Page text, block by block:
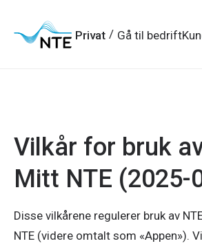
hovedmeny
søk
hovedinnhold
bunnområde
Privat / Gå til bedrift
Vilkår for bruk
Mitt NTE (2025-
Disse vilkårene regulerer bruk av
NTE (videre omtalt som «Appen»).